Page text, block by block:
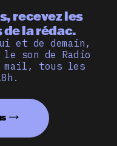
recevez les
la rédac.
et de demain,
son de Radio
mail, tous les